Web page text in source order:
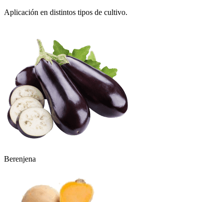
Aplicación en distintos tipos de cultivo.
Berenjena